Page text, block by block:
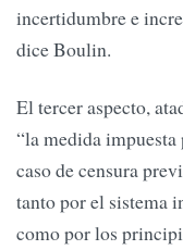
incertidumbre e
dice Boulin.
El tercer aspecto,
“la medida
caso de censura
tanto por el sistema
como por los